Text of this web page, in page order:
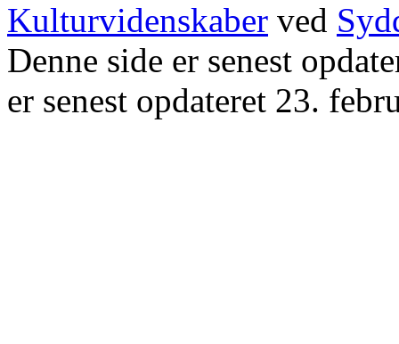
Kulturvidenskaber ved
Denne side er senest
er senest opdateret 23.